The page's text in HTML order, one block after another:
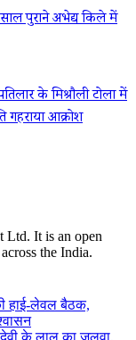
पुराने अभेद्य किले में
के मिश्रौली टोला में
गहराया आक्रोश
Ltd. It is an open
the India.
हाई-लेवल बैठक,
देवी के लाल का जलवा,